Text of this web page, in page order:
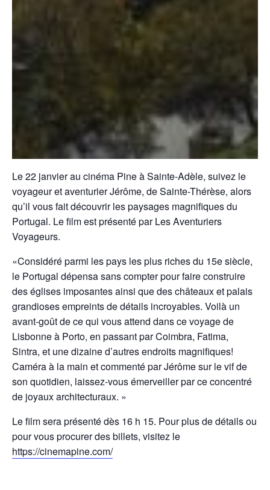
Le 22 janvier au cinéma Pine à Sainte-Adèle, suivez le
voyageur et aventurier Jérôme, de Sainte-Thérèse, alors
qu’il vous fait découvrir les paysages magnifiques du
Portugal. Le film est présenté par Les Aventuriers
Voyageurs.
«Considéré parmi les pays les plus riches du 15e siècle,
le Portugal dépensa sans compter pour faire construire
des églises imposantes ainsi que des châteaux et palais
grandioses empreints de détails incroyables. Voilà un
avant-goût de ce qui vous attend dans ce voyage de
Lisbonne à Porto, en passant par Coimbra, Fatima,
Sintra, et une dizaine d’autres endroits magnifiques!
Caméra à la main et commenté par Jérôme sur le vif de
son quotidien, laissez-vous émerveiller par ce concentré
de joyaux architecturaux. »
Le film sera présenté dès 16 h 15. Pour plus de détails ou
pour vous procurer des billets, visitez le
https://cinemapine.com/